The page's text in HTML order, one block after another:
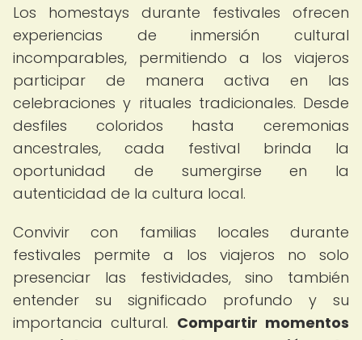
Los homestays durante festivales ofrecen
experiencias de inmersión cultural
incomparables, permitiendo a los viajeros
participar de manera activa en las
celebraciones y rituales tradicionales. Desde
desfiles coloridos hasta ceremonias
ancestrales, cada festival brinda la
oportunidad de sumergirse en la
autenticidad de la cultura local.
Convivir con familias locales durante
festivales permite a los viajeros no solo
presenciar las festividades, sino también
entender su significado profundo y su
importancia cultural. Compartir momentos